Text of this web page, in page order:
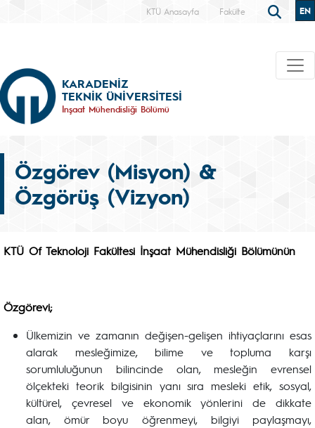
KTÜ Anasayfa Fakülte EN
KARADENİZ
TEKNİK ÜNİVERSİTESİ
İnşaat Mühendisliği Bölümü
Özgörev (Misyon) &
Özgörüş (Vizyon)
KTÜ Of Teknoloji Fakültesi İnşaat Mühendisliği Bölümünün
Özgörevi;
Ülkemizin ve zamanın değişen-gelişen ihtiyaçlarını esas
alarak mesleğimize, bilime ve topluma karşı
sorumluluğunun bilincinde olan, mesleğin evrensel
ölçekteki teorik bilgisinin yanı sıra mesleki etik, sosyal,
kültürel, çevresel ve ekonomik yönlerini de dikkate
alan, ömür boyu öğrenmeyi, bilgiyi paylaşmayı,